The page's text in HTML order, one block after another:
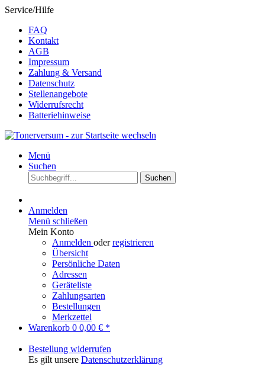
Service/Hilfe
FAQ
Kontakt
AGB
Impressum
Zahlung & Versand
Datenschutz
Stellenangebote
Widerrufsrecht
Batteriehinweise
Menü
Suchen
Suchen
Anmelden
Menü schließen
Mein Konto
Anmelden oderregistrieren
Übersicht
Persönliche Daten
Adressen
Geräteliste
Zahlungsarten
Bestellungen
Merkzettel
Warenkorb 0 0,00 € *
Bestellung widerrufen
Es gilt unsere Datenschutzerklärung